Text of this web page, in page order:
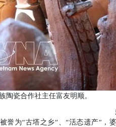
陶瓷合作社主任富友明顺。
誉为“古塔之乡”、“活态遗产”，